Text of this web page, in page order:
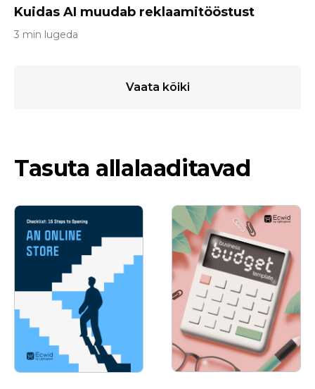
Kuidas AI muudab reklaamitööstust
3 min lugeda
Vaata kõiki
Tasuta allalaaditavad